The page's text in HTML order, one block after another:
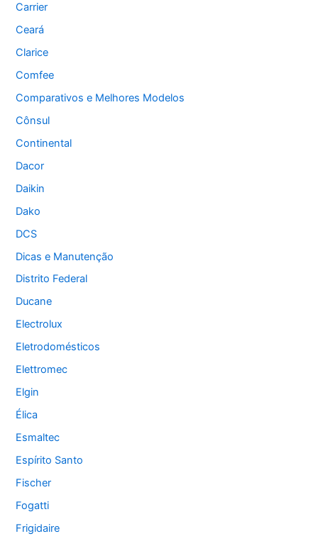
Carrier
Ceará
Clarice
Comfee
Comparativos e Melhores Modelos
Cônsul
Continental
Dacor
Daikin
Dako
DCS
Dicas e Manutenção
Distrito Federal
Ducane
Electrolux
Eletrodomésticos
Elettromec
Elgin
Élica
Esmaltec
Espírito Santo
Fischer
Fogatti
Frigidaire